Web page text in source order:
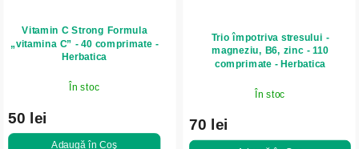
Vitamin C Strong Formula
„vitamina C” - 40 comprimate -
Herbatica
În stoc
50 lei
Adaugă în Coş
Trio împotriva stresului -
magneziu, B6, zinc - 110
comprimate - Herbatica
În stoc
70 lei